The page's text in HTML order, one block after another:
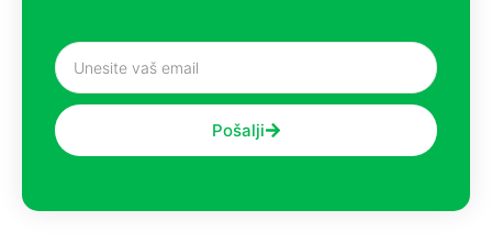
Pošalji